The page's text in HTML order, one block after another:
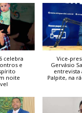
celebra
e
noite
Vice-
Gervásio
entrevista
Palpite, na